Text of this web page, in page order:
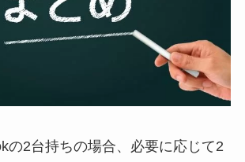
の2台持ちの場合、必要に応じて2